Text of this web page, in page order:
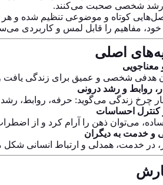
رشد شخصی صحبت می‌کنند.
کوتاه و موضوعی تنظیم شده و هر
مفاهیم را قابل لمس و کاربردی
اصلی
هدفی شخصی و عمیق برای زندگی یافت و
روابط و رشد درونی
چرخ زندگی می‌گوید: حرفه، روابط،
کنترل احساسات
ساده، می‌توان ذهن را آرام کرد و از
و خدمت به دیگران
در خدمت، همدلی و ارتباط انسانی شکل